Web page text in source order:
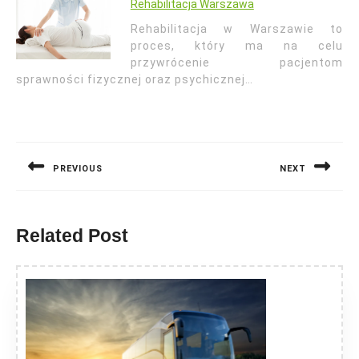
Rehabilitacja Warszawa
Rehabilitacja w Warszawie to
proces, który ma na celu
przywrócenie pacjentom
sprawności fizycznej oraz psychicznej…
PREVIOUS NEXT
Related Post